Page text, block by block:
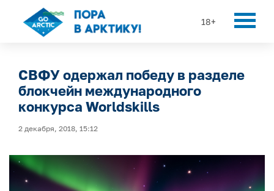
18+
СВФУ одержал победу в разделе
блокчейн международного
конкурса Worldskills
2 декабря, 2018, 15:12